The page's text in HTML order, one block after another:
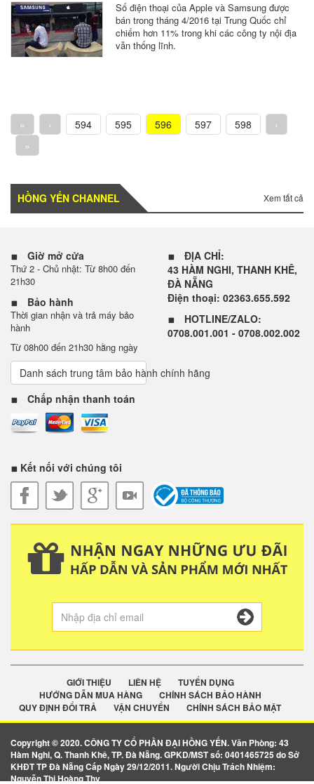
Số điện thoại của Apple và Samsung được
bán trong tháng 4/2016 tại Trung Quốc chỉ
chiếm hơn 11% trong khi các công ty nội địa
vẫn thống lĩnh.
« ‹ 594 595 596 597 598
›
»
HỒNG YẾN CHANNEL Xem tất cả
Giờ mở cửa
Thứ 2 - Chủ nhật: Từ 8h00 đến
21h30
Bảo hành
Thời gian nhận và trả máy bảo
hành
Từ 08h00 đến 21h30 hằng ngày
Danh sách trung tâm bảo hành chính hãng
Chấp nhận thanh toán
ĐỊA CHỈ:
43 HÀM NGHI, THANH KHÊ,
ĐÀ NẴNG
Điện thoại: 02363.655.592
HOTLINE/ZALO:
0708.001.001 - 0708.002.002
Kết nối với chúng tôi
GIỚI THIỆU LIÊN HỆ
TUYỂN DỤNG
HƯỚNG DẪN MUA HÀNG
CHÍNH SÁCH BẢO HÀNH
QUY ĐỊNH ĐỔI TRẢ
VẬN CHUYỂN CHÍNH SÁCH BẢO MẬT
Copyright © 2020. CÔNG TY CỔ PHẦN ĐẠI HỒNG YẾN. Văn Phòng: 43
Hàm Nghi, Q. Thanh Khê, TP. Đà Nẵng. GPKD/MST số: 0401465725 do Sở
KHĐT TP Đà Nẵng Cấp Ngày 29/12/2011. Người Chịu Trách Nhiệm:
Nguyễn Thị Hoàng Thy